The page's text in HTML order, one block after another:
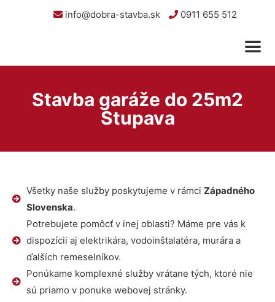
info@dobra-stavba.sk 0911 655 512
Stavba garáže do 25m2
Stupava
Všetky naše služby poskytujeme v rámci Západného
Slovenska.
Potrebujete pomôcť v inej oblasti? Máme pre vás k
dispozícii aj elektrikára, vodoinštalatéra, murára a
ďalších remeselníkov.
Ponúkame komplexné služby vrátane tých, ktoré nie
sú priamo v ponuke webovej stránky.